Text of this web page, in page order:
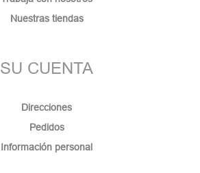
Nuestras tiendas
SU CUENTA
Direcciones
Pedidos
Información personal